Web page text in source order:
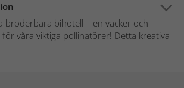
broderbara bihotell – en vacker och
våra viktiga pollinatörer! Detta kreativa